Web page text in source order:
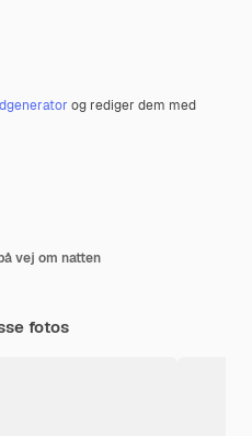
og rediger dem med
vej om natten
fotos